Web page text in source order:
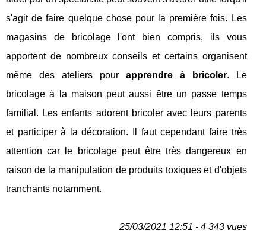
s'agit de faire quelque chose pour la première fois. Les
magasins de bricolage l'ont bien compris, ils vous
apportent de nombreux conseils et certains organisent
même des ateliers pour apprendre à bricoler. Le
bricolage à la maison peut aussi être un passe temps
familial. Les enfants adorent bricoler avec leurs parents
et participer à la décoration. Il faut cependant faire très
attention car le bricolage peut être très dangereux en
raison de la manipulation de produits toxiques et d'objets
tranchants notamment.
25/03/2021 12:51 - 4 343 vues